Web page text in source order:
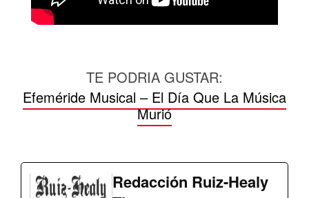
TE PODRIA GUSTAR:
Efeméride Musical – El Día Que La Música
Murió
Redacción Ruiz-Healy